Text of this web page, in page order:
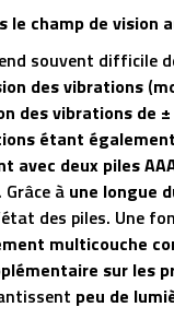
le champ de
souvent difficile
des vibrations (
des vibrations de
étant
avec deux piles
à une longue
des piles. Une
multicouche
sur les
peu de